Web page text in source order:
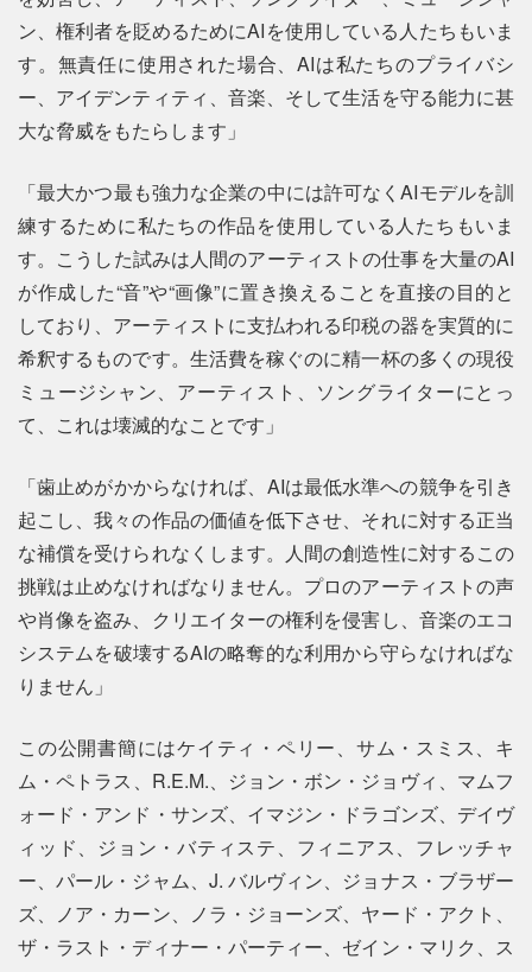
ン、権利者を貶めるためにAIを使用している人たちもいま
す。無責任に使用された場合、AIは私たちのプライバシ
ー、アイデンティティ、音楽、そして生活を守る能力に甚
大な脅威をもたらします」
「最大かつ最も強力な企業の中には許可なくAIモデルを訓
練するために私たちの作品を使用している人たちもいま
す。こうした試みは人間のアーティストの仕事を大量のAI
が作成した“音”や“画像”に置き換えることを直接の目的と
しており、アーティストに支払われる印税の器を実質的に
希釈するものです。生活費を稼ぐのに精一杯の多くの現役
ミュージシャン、アーティスト、ソングライターにとっ
て、これは壊滅的なことです」
「歯止めがかからなければ、AIは最低水準への競争を引き
起こし、我々の作品の価値を低下させ、それに対する正当
な補償を受けられなくします。人間の創造性に対するこの
挑戦は止めなければなりません。プロのアーティストの声
や肖像を盗み、クリエイターの権利を侵害し、音楽のエコ
システムを破壊するAIの略奪的な利用から守らなければな
りません」
この公開書簡にはケイティ・ペリー、サム・スミス、キ
ム・ペトラス、R.E.M.、ジョン・ボン・ジョヴィ、マムフ
ォード・アンド・サンズ、イマジン・ドラゴンズ、デイヴ
ィッド、ジョン・バティステ、フィニアス、フレッチャ
ー、パール・ジャム、J. バルヴィン、ジョナス・ブラザー
ズ、ノア・カーン、ノラ・ジョーンズ、ヤード・アクト、
ザ・ラスト・ディナー・パーティー、ゼイン・マリク、ス